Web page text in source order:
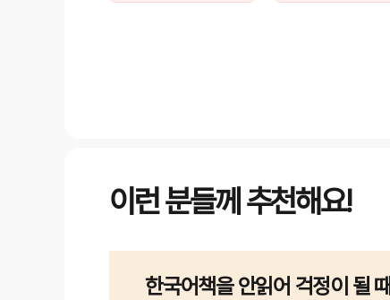
이런 분들께 추천해요!
한국어책을 안읽어 걱정이 될 때